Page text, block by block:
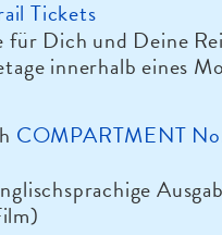
Tickets
für Dich und Deine
innerhalb eines
COMPARTMENT